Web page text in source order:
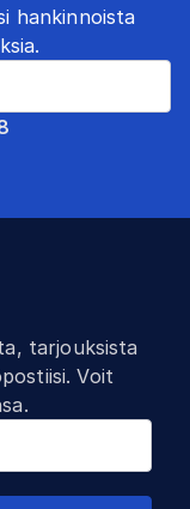
hankinnoista
tarjouksista
Voit